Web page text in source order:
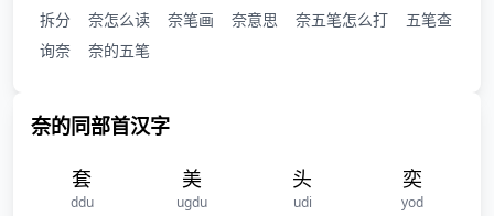
拆分
奈怎么读 奈笔画 奈意思 奈五笔怎么打
五笔查
询奈
奈的五笔
奈的同部首汉字
套
ddu
美
ugdu
头
udi
奕
yod